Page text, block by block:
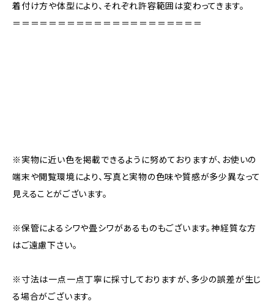
着付け方や体型により、それぞれ許容範囲は変わってきます。
＝＝＝＝＝＝＝＝＝＝＝＝＝＝＝＝＝＝＝＝＝
※実物に近い色を掲載できるように努めておりますが、お使いの
端末や閲覧環境により、写真と実物の色味や質感が多少異なって
見えることがございます。
※保管によるシワや畳シワがあるものもございます。神経質な方
はご遠慮下さい。
※寸法は一点一点丁寧に採寸しておりますが、多少の誤差が生じ
る場合がございます。